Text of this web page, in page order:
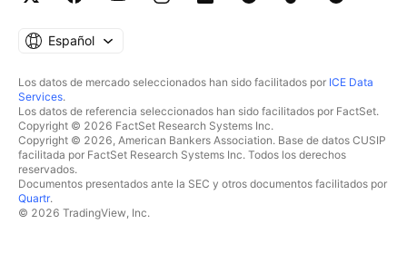
Español
Los datos de mercado seleccionados han sido facilitados por ICE Data
Services.
Los datos de referencia seleccionados han sido facilitados por FactSet.
Copyright © 2026 FactSet Research Systems Inc.
Copyright © 2026, American Bankers Association. Base de datos CUSIP
facilitada por FactSet Research Systems Inc. Todos los derechos
reservados.
Documentos presentados ante la SEC y otros documentos facilitados por
Quartr.
© 2026 TradingView, Inc.